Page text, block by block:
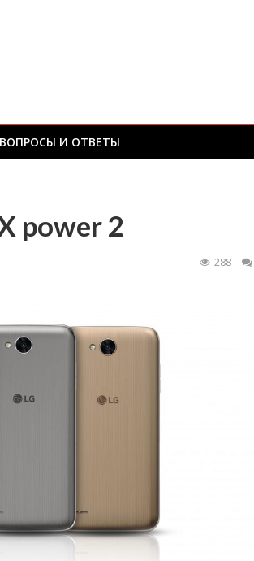
ВОПРОСЫ И ОТВЕТЫ
power 2
288